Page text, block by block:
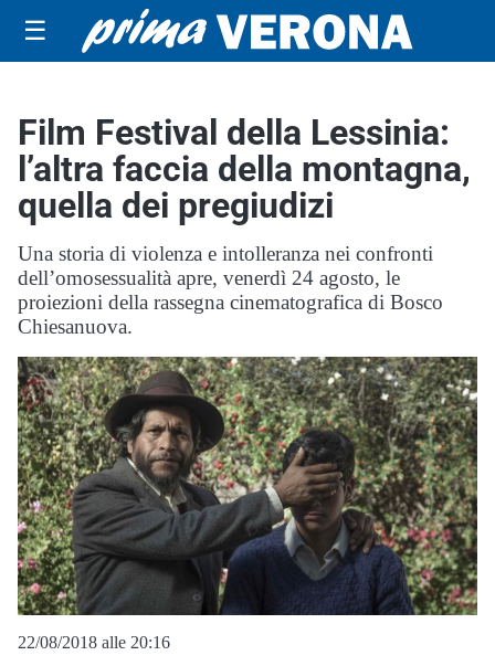
☰
Film Festival della Lessinia:
l’altra faccia della montagna,
quella dei pregiudizi
Una storia di violenza e intolleranza nei confronti
dell’omosessualità apre, venerdì 24 agosto, le
proiezioni della rassegna cinematografica di Bosco
Chiesanuova.
22/08/2018 alle 20:16